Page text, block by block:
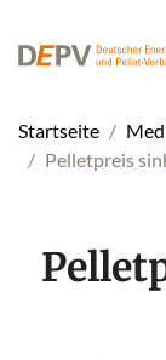
Startseite
Pelletpreis